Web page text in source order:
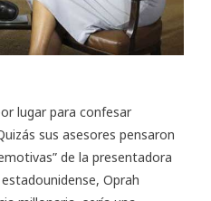
lugar para confesar
sus asesores pensaron
de la presentadora
Oprah